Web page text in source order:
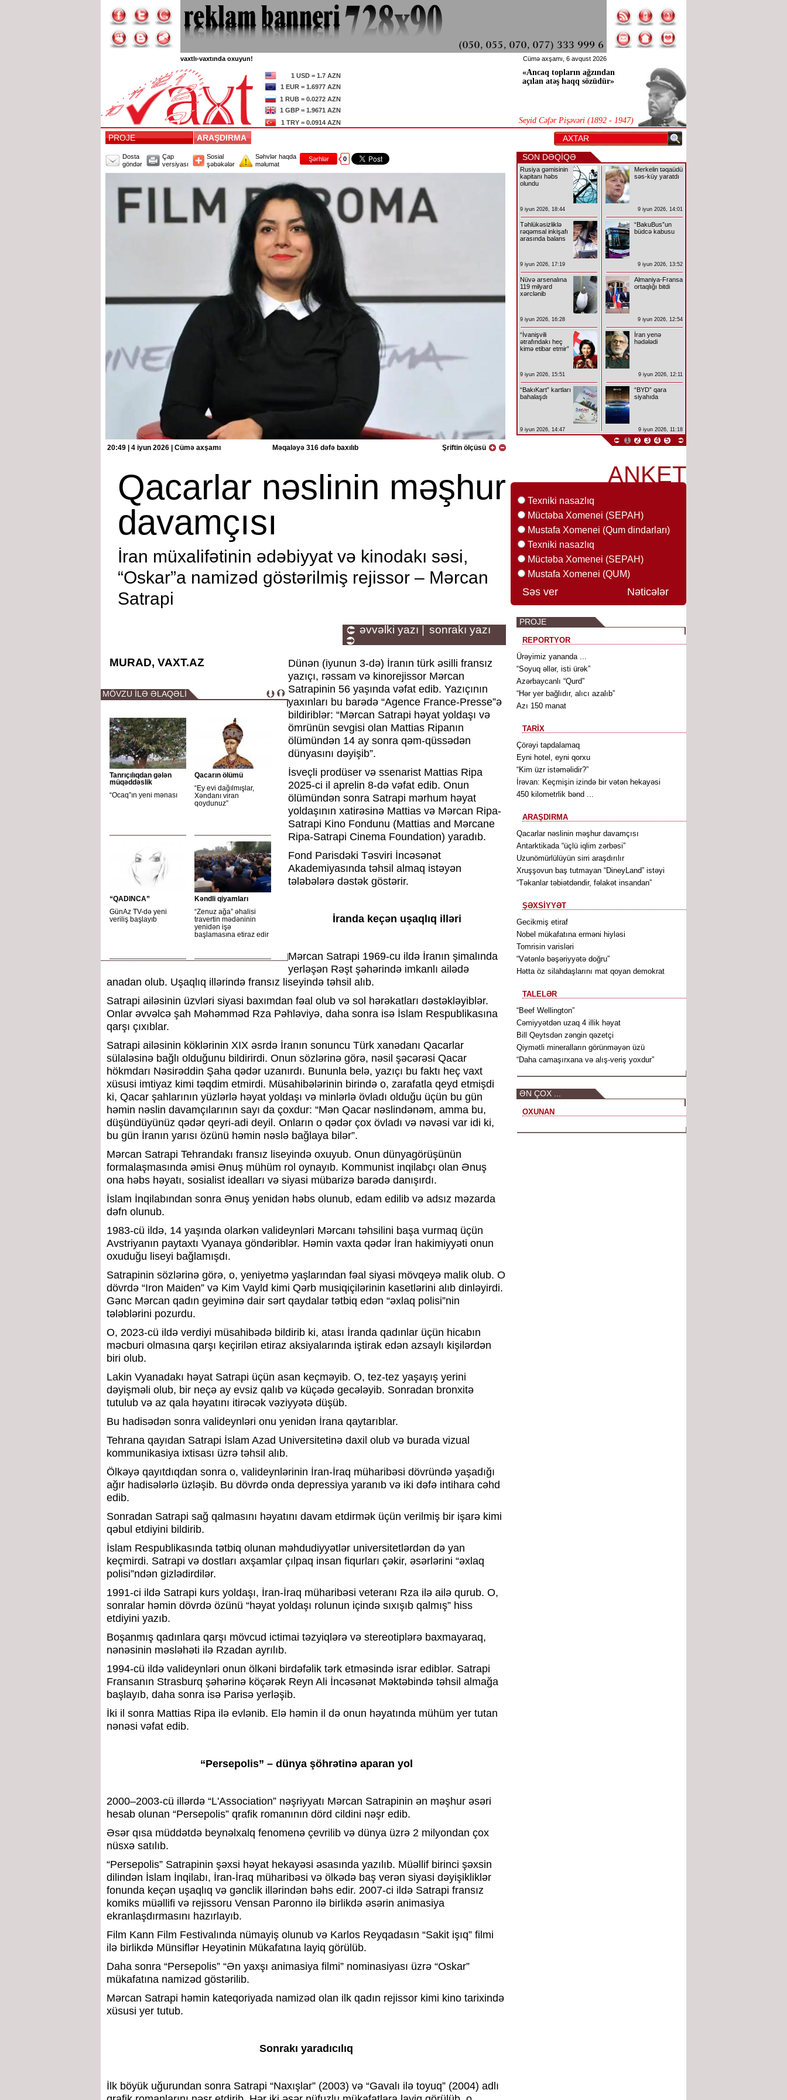
vaxtlı-vaxtında oxuyun! Cümə axşamı, 6 avqust 2026
1 USD = 1.7 AZN
1 EUR = 1.6977 AZN
1 RUB = 0.0272 AZN
1 GBP = 1.9671 AZN
1 TRY = 0.0914 AZN
«Ancaq topların ağzından
açılan atəş haqq sözüdür»
Seyid Cəfər Pişəvəri (1892 - 1947)
PROJE ARAŞDIRMA
Dosta
göndər
Çap
versiyası
Sosial
şəbəkələr
Səhvlər haqda
məlumat
Şərhlər 0
20:49 | 4 iyun 2026 | Cümə axşamı Məqaləyə 316 dəfə baxılıb Şriftin ölçüsü
Qacarlar nəslinin məşhur
davamçısı
İran müxalifətinin ədəbiyyat və kinodakı səsi,
“Oskar”a namizəd göstərilmiş rejissor – Mərcan
Satrapi
əvvəlki yazı | sonrakı yazı
MURAD, VAXT.AZ
MÖVZU İLƏ ƏLAQƏLİ
Tanrıçılıqdan gələn
müqəddəslik
“Ocaq”ın yeni mənası
Qacarın ölümü
“Еy еvi dağılmışlar,
Xəndanı viran
qоydunuz”
“QADINCA”
GünAz TV-də yeni
veriliş başlayıb
Kəndli qiyamları
“Zenuz ağa” əhalisi
travertin mədəninin
yenidən işə
başlamasına etiraz edir
Dünən (iyunun 3-də) İranın türk əsilli fransız
yazıçı, rəssam və kinorejissor Mərcan
Satrapinin 56 yaşında vəfat edib. Yazıçının
yaxınları bu barədə “Agence France-Presse”ə
bildiriblər: “Mərcan Satrapi həyat yoldaşı və
ömrünün sevgisi olan Mattias Ripanın
ölümündən 14 ay sonra qəm-qüssədən
dünyasını dəyişib”.
İsveçli prodüser və ssenarist Mattias Ripa
2025-ci il aprelin 8-də vəfat edib. Onun
ölümündən sonra Satrapi mərhum həyat
yoldaşının xatirəsinə Mattias və Mərcan Ripa-
Satrapi Kino Fondunu (Mattias and Mərcane
Ripa-Satrapi Cinema Foundation) yaradıb.
Fond Parisdəki Təsviri İncəsənət
Akademiyasında təhsil almaq istəyən
tələbələrə dəstək göstərir.
İranda keçən uşaqlıq illəri
Mərcan Satrapi 1969-cu ildə İranın şimalında
yerləşən Rəşt şəhərində imkanlı ailədə
anadan olub. Uşaqlıq illərində fransız liseyində təhsil alıb.
Satrapi ailəsinin üzvləri siyasi baxımdan fəal olub və sol hərəkatları dəstəkləyiblər.
Onlar əvvəlcə şah Məhəmməd Rza Pəhləviyə, daha sonra isə İslam Respublikasına
qarşı çıxıblar.
Satrapi ailəsinin köklərinin XIX əsrdə İranın sonuncu Türk xanədanı Qacarlar
sülaləsinə bağlı olduğunu bildirirdi. Onun sözlərinə görə, nəsil şəcərəsi Qacar
hökmdarı Nəsirəddin Şaha qədər uzanırdı. Bununla belə, yazıçı bu faktı heç vaxt
xüsusi imtiyaz kimi təqdim etmirdi. Müsahibələrinin birində o, zarafatla qeyd etmişdi
ki, Qacar şahlarının yüzlərlə həyat yoldaşı və minlərlə övladı olduğu üçün bu gün
həmin nəslin davamçılarının sayı da çoxdur: “Mən Qacar nəslindənəm, amma bu,
düşündüyünüz qədər qeyri-adi deyil. Onların o qədər çox övladı və nəvəsi var idi ki,
bu gün İranın yarısı özünü həmin nəslə bağlaya bilər”.
Mərcan Satrapi Tehrandakı fransız liseyində oxuyub. Onun dünyagörüşünün
formalaşmasında əmisi Ənuş mühüm rol oynayıb. Kommunist inqilabçı olan Ənuş
ona həbs həyatı, sosialist idealları və siyasi mübarizə barədə danışırdı.
İslam İnqilabından sonra Ənuş yenidən həbs olunub, edam edilib və adsız məzarda
dəfn olunub.
1983-cü ildə, 14 yaşında olarkən valideynləri Mərcanı təhsilini başa vurmaq üçün
Avstriyanın paytaxtı Vyanaya göndəriblər. Həmin vaxta qədər İran hakimiyyəti onun
oxuduğu liseyi bağlamışdı.
Satrapinin sözlərinə görə, o, yeniyetmə yaşlarından fəal siyasi mövqeyə malik olub. O
dövrdə “Iron Maiden” və Kim Vayld kimi Qərb musiqiçilərinin kasetlərini alıb dinləyirdi.
Gənc Mərcan qadın geyiminə dair sərt qaydalar tətbiq edən “əxlaq polisi”nin
tələblərini pozurdu.
O, 2023-cü ildə verdiyi müsahibədə bildirib ki, atası İranda qadınlar üçün hicabın
məcburi olmasına qarşı keçirilən etiraz aksiyalarında iştirak edən azsaylı kişilərdən
biri olub.
Lakin Vyanadakı həyat Satrapi üçün asan keçməyib. O, tez-tez yaşayış yerini
dəyişməli olub, bir neçə ay evsiz qalıb və küçədə gecələyib. Sonradan bronxitə
tutulub və az qala həyatını itirəcək vəziyyətə düşüb.
Bu hadisədən sonra valideynləri onu yenidən İrana qaytarıblar.
Tehrana qayıdan Satrapi İslam Azad Universitetinə daxil olub və burada vizual
kommunikasiya ixtisası üzrə təhsil alıb.
Ölkəyə qayıtdıqdan sonra o, valideynlərinin İran-İraq müharibəsi dövründə yaşadığı
ağır hadisələrlə üzləşib. Bu dövrdə onda depressiya yaranıb və iki dəfə intihara cəhd
edib.
Sonradan Satrapi sağ qalmasını həyatını davam etdirmək üçün verilmiş bir işarə kimi
qəbul etdiyini bildirib.
İslam Respublikasında tətbiq olunan məhdudiyyətlər universitetlərdən də yan
keçmirdi. Satrapi və dostları axşamlar çılpaq insan fiqurları çəkir, əsərlərini “əxlaq
polisi”ndən gizlədirdilər.
1991-ci ildə Satrapi kurs yoldaşı, İran-İraq müharibəsi veteranı Rza ilə ailə qurub. O,
sonralar həmin dövrdə özünü “həyat yoldaşı rolunun içində sıxışıb qalmış” hiss
etdiyini yazıb.
Boşanmış qadınlara qarşı mövcud ictimai təzyiqlərə və stereotiplərə baxmayaraq,
nənəsinin məsləhəti ilə Rzadan ayrılıb.
1994-cü ildə valideynləri onun ölkəni birdəfəlik tərk etməsində israr ediblər. Satrapi
Fransanın Strasburq şəhərinə köçərək Reyn Ali İncəsənət Məktəbində təhsil almağa
başlayıb, daha sonra isə Parisə yerləşib.
İki il sonra Mattias Ripa ilə evlənib. Elə həmin il də onun həyatında mühüm yer tutan
nənəsi vəfat edib.
“Persepolis” – dünya şöhrətinə aparan yol
2000–2003-cü illərdə “L'Association” nəşriyyatı Mərcan Satrapinin ən məşhur əsəri
hesab olunan “Persepolis” qrafik romanının dörd cildini nəşr edib.
Əsər qısa müddətdə beynəlxalq fenomenə çevrilib və dünya üzrə 2 milyondan çox
nüsxə satılıb.
“Persepolis” Satrapinin şəxsi həyat hekayəsi əsasında yazılıb. Müəllif birinci şəxsin
dilindən İslam İnqilabı, İran-İraq müharibəsi və ölkədə baş verən siyasi dəyişikliklər
fonunda keçən uşaqlıq və gənclik illərindən bəhs edir. 2007-ci ildə Satrapi fransız
komiks müəllifi və rejissoru Vensan Paronno ilə birlikdə əsərin animasiya
ekranlaşdırmasını hazırlayıb.
Film Kann Film Festivalında nümayiş olunub və Karlos Reyqadasın “Sakit işıq” filmi
ilə birlikdə Münsiflər Heyətinin Mükafatına layiq görülüb.
Daha sonra “Persepolis” “Ən yaxşı animasiya filmi” nominasiyası üzrə “Oskar”
mükafatına namizəd göstərilib.
Mərcan Satrapi həmin kateqoriyada namizəd olan ilk qadın rejissor kimi kino tarixində
xüsusi yer tutub.
Sonrakı yaradıcılıq
İlk böyük uğurundan sonra Satrapi “Naxışlar” (2003) və “Gavalı ilə toyuq” (2004) adlı
SON DƏQİQƏ
Rusiya gəmisinin
kapitanı həbs
olundu
9 iyun 2026, 18:44
Təhlükəsizliklə
rəqəmsal inkişafı
arasında balans
9 iyun 2026, 17:19
Nüvə arsenalına
119 milyard
xərclənib
9 iyun 2026, 16:28
“İvanişvili
ətrafındakı heç
kimə etibar etmir”
9 iyun 2026, 15:51
“BakıKart” kartları
bahalaşdı
9 iyun 2026, 14:47
Merkelin təqaüdü
səs-küy yaratdı
9 iyun 2026, 14:01
“BakuBus”un
büdcə kabusu
9 iyun 2026, 13:52
Almaniya-Fransa
ortaqlığı bitdi
9 iyun 2026, 12:54
İran yenə
hədələdi
9 iyun 2026, 12:11
“BYD” qara
siyahıda
9 iyun 2026, 11:18
1 2 3 4 5
ANKET
Texniki nasazlıq
Müctəba Xomenei (SEPAH)
Mustafa Xomenei (Qum dindarları)
Texniki nasazlıq
Müctəba Xomenei (SEPAH)
Mustafa Xomenei (QUM)
Səs ver Nəticələr
PROJE
REPORTYOR
Ürəyimiz yananda ...
“Soyuq əllər, isti ürək”
Azərbaycanlı “Qurd”
“Hər yer bağlıdır, alıcı azalıb”
Azı 150 manat
TARİX
Çörəyi tapdalamaq
Eyni hotel, eyni qorxu
“Kim üzr istəməlidir?”
İrəvan: Keçmişin izində bir vətən hekayəsi
450 kilometrlik bənd ...
ARAŞDIRMA
Qacarlar nəslinin məşhur davamçısı
Antarktikada “üçlü iqlim zərbəsi”
Uzunömürlülüyün sirri araşdırılır
Xruşşovun baş tutmayan “DineyLand” istəyi
“Təkanlar təbiətdəndir, fəlakət insandan”
ŞƏXSİYYƏT
Gecikmiş etiraf
Nobel mükafatına erməni hiyləsi
Tomrisin varisləri
“Vətənlə bəşəriyyətə doğru”
Hətta öz silahdaşlarını mat qoyan demokrat
TALELƏR
“Beef Wellington”
Cəmiyyətdən uzaq 4 illik həyat
Bill Qeytsdən zəngin qəzetçi
Qiymətli mineralların görünməyən üzü
“Daha camaşırxana və alış-veriş yoxdur”
ƏN ÇOX ...
OXUNAN